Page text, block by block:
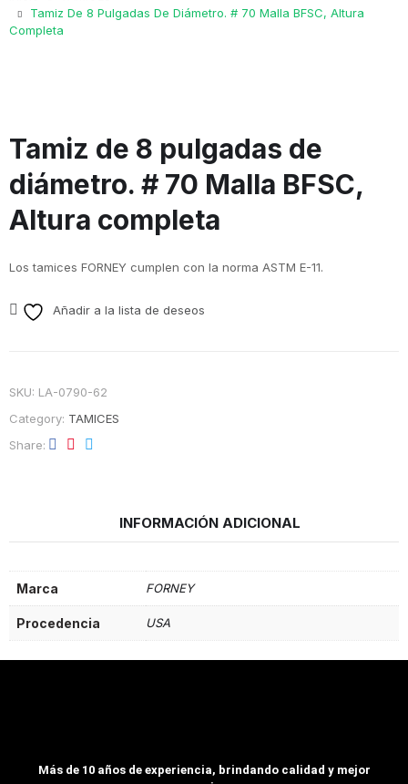
Tamiz De 8 Pulgadas De Diámetro. # 70 Malla BFSC, Altura
Completa
Tamiz de 8 pulgadas de
diámetro. # 70 Malla BFSC,
Altura completa
Los tamices FORNEY cumplen con la norma ASTM E-11.
Añadir a la lista de deseos
SKU: LA-0790-62
Category: TAMICES
Share
INFORMACIÓN ADICIONAL
Marca FORNEY
Procedencia USA
Más de 10 años de experiencia, brindando calidad y mejor